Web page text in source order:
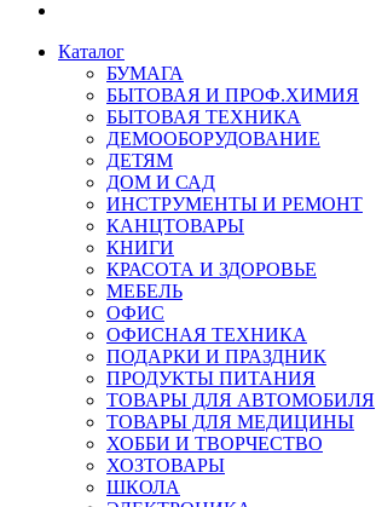
Каталог
БУМАГА
БЫТОВАЯ И ПРОФ.ХИМИЯ
БЫТОВАЯ ТЕХНИКА
ДЕМООБОРУДОВАНИЕ
ДЕТЯМ
ДОМ И САД
ИНСТРУМЕНТЫ И РЕМОНТ
КАНЦТОВАРЫ
КНИГИ
КРАСОТА И ЗДОРОВЬЕ
МЕБЕЛЬ
ОФИС
ОФИСНАЯ ТЕХНИКА
ПОДАРКИ И ПРАЗДНИК
ПРОДУКТЫ ПИТАНИЯ
ТОВАРЫ ДЛЯ АВТОМОБИЛЯ
ТОВАРЫ ДЛЯ МЕДИЦИНЫ
ХОББИ И ТВОРЧЕСТВО
ХОЗТОВАРЫ
ШКОЛА